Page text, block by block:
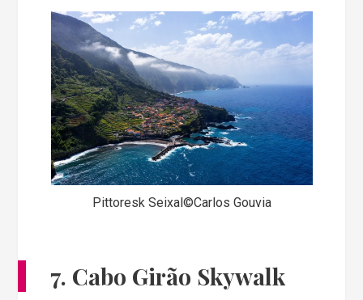
Pittoresk Seixal©Carlos Gouvia
7. Cabo Girão Skywalk